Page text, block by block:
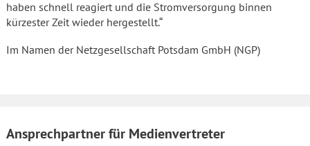
haben schnell reagiert und die Stromversorgung binnen
kürzester Zeit wieder hergestellt.“
Im Namen der Netzgesellschaft Potsdam GmbH (NGP)
Ansprechpartner für Medienvertreter